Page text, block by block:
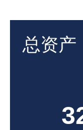
总资产